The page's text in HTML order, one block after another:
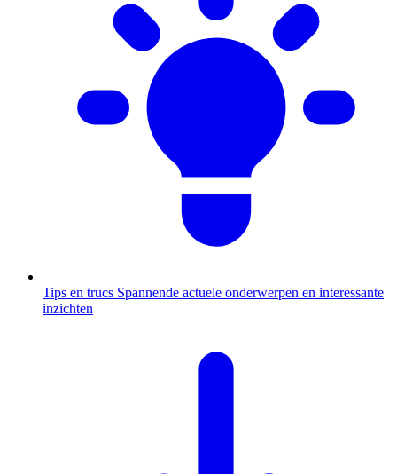
Tips en trucs Spannende actuele onderwerpen en interessante
inzichten